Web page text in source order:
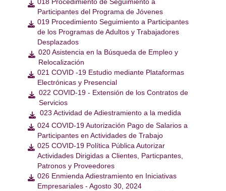
 018 Procedimiento de Seguimiento a
Participantes del Programa de Jóvenes
 019 Procedimiento Seguimiento a Participantes
de los Programas de Adultos y Trabajadores
Desplazados
 020 Asistencia en la Búsqueda de Empleo y
Relocalización
 021 COVID -19 Estudio mediante Plataformas
Electrónicas y Presencial
 022 COVID-19 - Extensión de los Contratos de
Servicios
 023 Actividad de Adiestramiento a la medida
 024 COVID-19 Autorización Pago de Salarios a
Participantes en Actividades de Trabajo
 025 COVID-19 Política Pública Autorizar
Actividades Dirigidas a Clientes, Particpantes,
Patronos y Proveedores
 026 Enmienda Adiestramiento en Iniciativas
Empresariales - Agosto 30, 2024